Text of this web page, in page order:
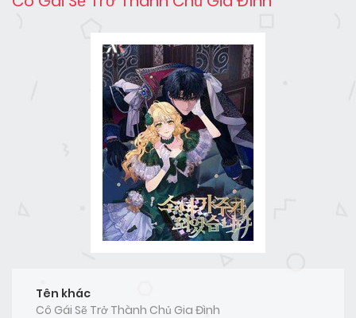
Tên khác
Cô Gái Sẽ Trở Thành Chủ Gia Đình